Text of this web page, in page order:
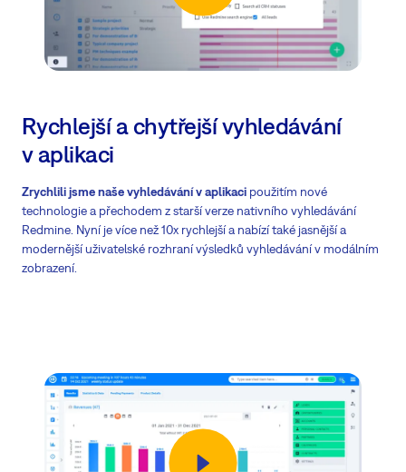
Rychlejší a chytřejší vyhledávání
v aplikaci
Zrychlili jsme naše vyhledávání v aplikaci použitím nové
technologie a přechodem z starší verze nativního vyhledávání
Redmine. Nyní je více než 10x rychlejší a nabízí také jasnější a
modernější uživatelské rozhraní výsledků vyhledávání v modálním
zobrazení.